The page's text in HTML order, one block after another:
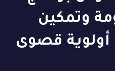
وتمكين
أولوية قصوى